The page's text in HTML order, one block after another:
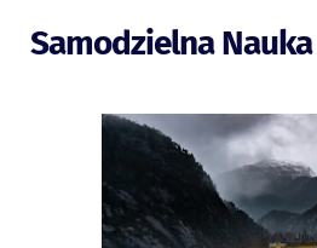
Samodzielna Nauka